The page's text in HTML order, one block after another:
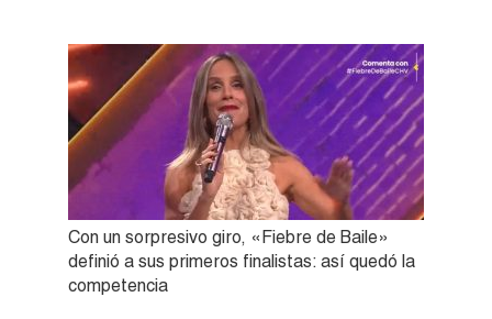
Con un sorpresivo giro, «Fiebre de Baile»
definió a sus primeros finalistas: así quedó la
competencia